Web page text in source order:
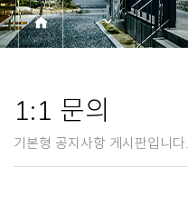
1:1 문의
기본형 공지사항 게시판입니다.